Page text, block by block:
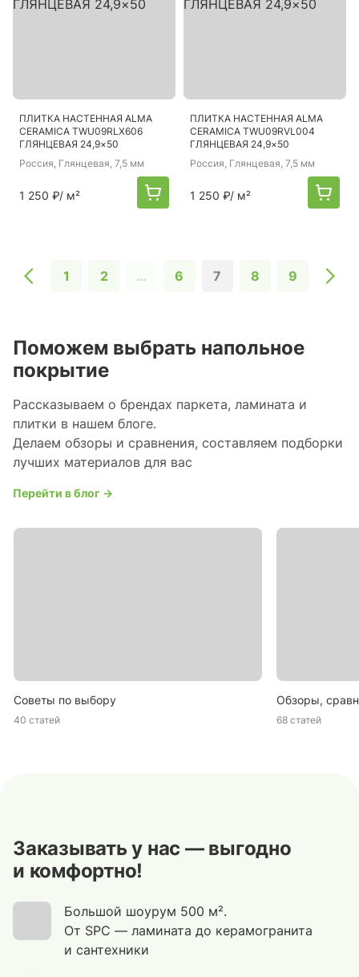
ПЛИТКА НАСТЕННАЯ ALMA
CERAMICA TWU09RLX606
ГЛЯНЦЕВАЯ 24,9×50
Россия, Глянцевая, 7,5 мм
1 250 ₽/ м²
ПЛИТКА НАСТЕННАЯ ALMA
CERAMICA TWU09RVL004
ГЛЯНЦЕВАЯ 24,9×50
Россия, Глянцевая, 7,5 мм
1 250 ₽/ м²
1 2 … 6 7 8 9
Поможем выбрать напольное
покрытие
Рассказываем о брендах паркета, ламината и
плитки в нашем блоге.
Делаем обзоры и сравнения, составляем подборки
лучших материалов для вас
Перейти в блог →
Советы по выбору
40 статей
Обзоры,
68 статей
Заказывать у нас — выгодно
и комфортно!
Большой шоурум 500 м².
От SPC — ламината до керамогранита
и сантехники